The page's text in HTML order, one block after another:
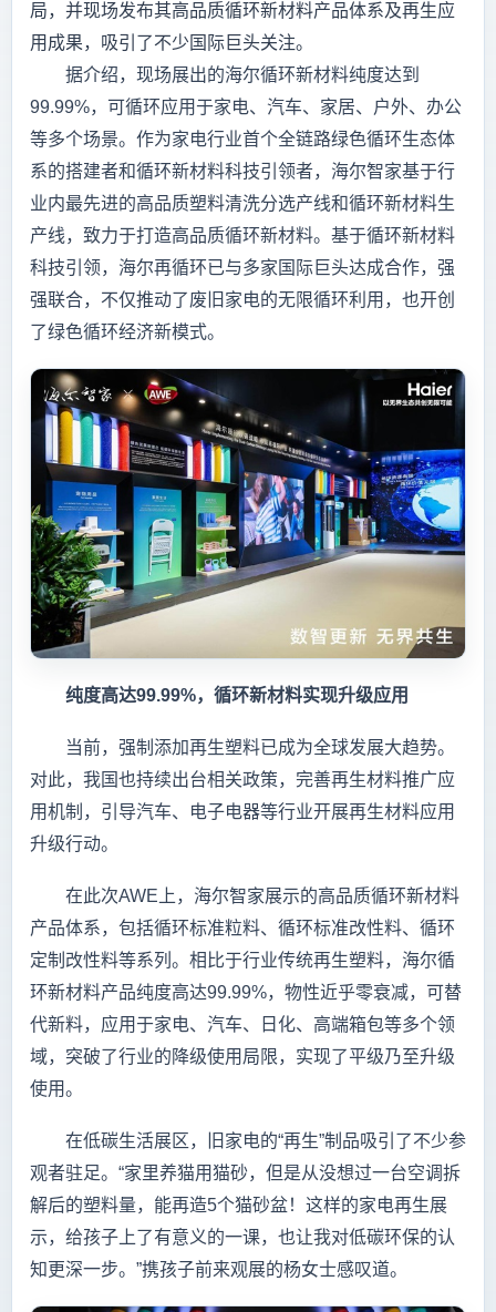
局，并现场发布其高品质循环新材料产品体系及再生应
用成果，吸引了不少国际巨头关注。
据介绍，现场展出的海尔循环新材料纯度达到
99.99%，可循环应用于家电、汽车、家居、户外、办公
等多个场景。作为家电行业首个全链路绿色循环生态体
系的搭建者和循环新材料科技引领者，海尔智家基于行
业内最先进的高品质塑料清洗分选产线和循环新材料生
产线，致力于打造高品质循环新材料。基于循环新材料
科技引领，海尔再循环已与多家国际巨头达成合作，强
强联合，不仅推动了废旧家电的无限循环利用，也开创
了绿色循环经济新模式。
纯度高达99.99%，循环新材料实现升级应用
当前，强制添加再生塑料已成为全球发展大趋势。
对此，我国也持续出台相关政策，完善再生材料推广应
用机制，引导汽车、电子电器等行业开展再生材料应用
升级行动。
在此次AWE上，海尔智家展示的高品质循环新材料
产品体系，包括循环标准粒料、循环标准改性料、循环
定制改性料等系列。相比于行业传统再生塑料，海尔循
环新材料产品纯度高达99.99%，物性近乎零衰减，可替
代新料，应用于家电、汽车、日化、高端箱包等多个领
域，突破了行业的降级使用局限，实现了平级乃至升级
使用。
在低碳生活展区，旧家电的“再生”制品吸引了不少参
观者驻足。“家里养猫用猫砂，但是从没想过一台空调拆
解后的塑料量，能再造5个猫砂盆！这样的家电再生展
示，给孩子上了有意义的一课，也让我对低碳环保的认
知更深一步。”携孩子前来观展的杨女士感叹道。